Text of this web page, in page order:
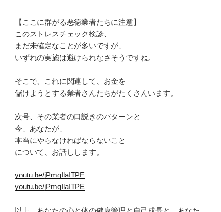
【ここに群がる悪徳業者たちに注意】
このストレスチェック検診、
まだ未確定なことが多いですが、
いずれの実施は避けられなさそうですね。
そこで、これに関連して、お金を
儲けようとする業者さんたちがたくさんいます。
次号、その業者の口説きのパターンと
今、あなたが、
本当にやらなければならないこと
について、お話しします。
youtu.be/jPmqIlaITPE
youtu.be/jPmqIlaITPE